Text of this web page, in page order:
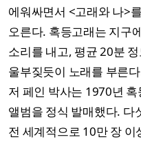
에워싸면서 <고래와 나>
오른다. 혹등고래는 지구
소리를 내고, 평균 20분
울부짖듯이 노래를 부른
저 페인 박사는 1970년
앨범을 정식 발매했다. 다
전 세계적으로 10만 장